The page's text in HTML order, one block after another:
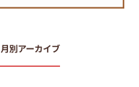
月別アーカイブ